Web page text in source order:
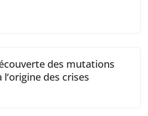
des mutations
des crises